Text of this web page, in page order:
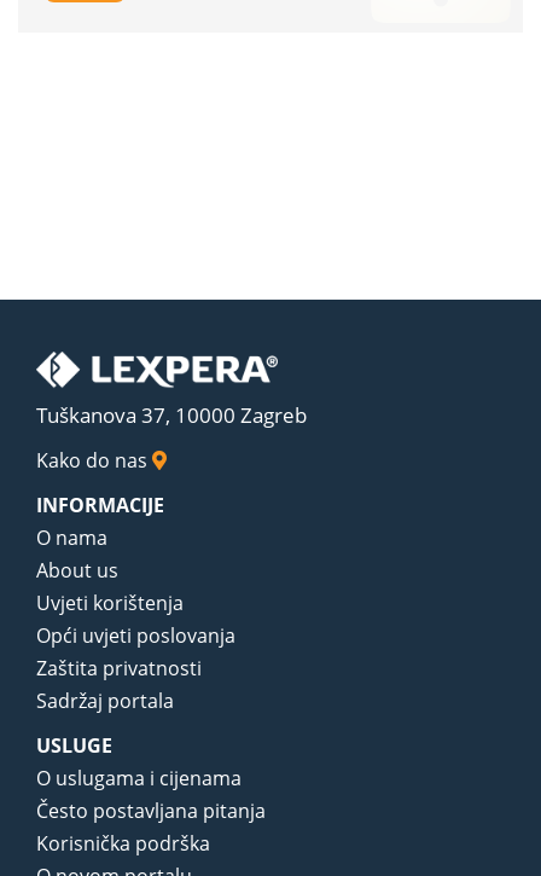
Tuškanova 37, 10000 Zagreb
Kako do nas
INFORMACIJE
O nama
About us
Uvjeti korištenja
Opći uvjeti poslovanja
Zaštita privatnosti
Sadržaj portala
USLUGE
O uslugama i cijenama
Često postavljana pitanja
Korisnička podrška